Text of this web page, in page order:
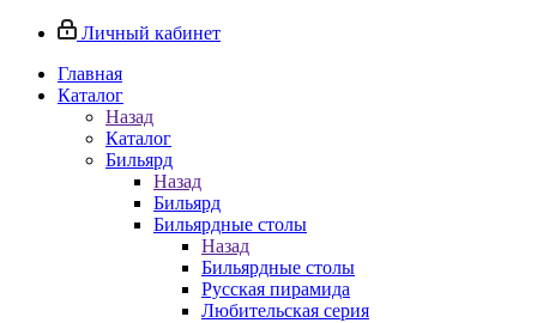
Личный кабинет
Главная
Каталог
Назад
Каталог
Бильярд
Назад
Бильярд
Бильярдные столы
Назад
Бильярдные столы
Русская пирамида
Любительская серия